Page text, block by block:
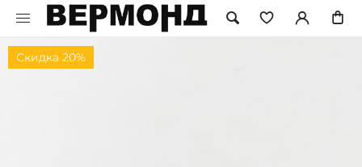
Скидка 20%